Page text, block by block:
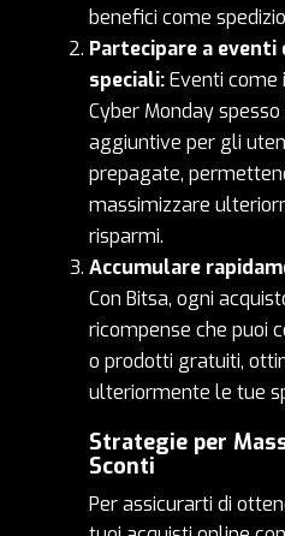
benefici come
Partecipare a eventi
speciali:Eventi come
Cyber Monday
aggiuntive per gli
prepagate,
massimizzare
risparmi.
Accumulare
Con Bitsa, ogni
ricompense che puoi
o prodotti gratuiti,
ulteriormente le tue
Strategie per
Sconti
Per assicurarti di